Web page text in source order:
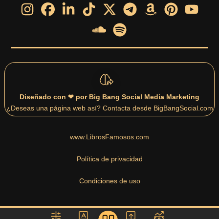
Diseñado con ❤ por Big Bang Social Media Marketing
¿Deseas una página web así? Contacta desde BigBangSocial.com
www.LibrosFamosos.com
Política de privacidad
Condiciones de uso